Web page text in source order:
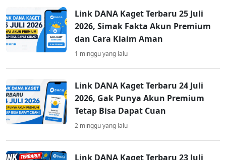
Link DANA Kaget Terbaru 25 Juli
2026, Simak Fakta Akun Premium
dan Cara Klaim Aman
1 minggu yang lalu
Link DANA Kaget Terbaru 24 Juli
2026, Gak Punya Akun Premium
Tetap Bisa Dapat Cuan
2 minggu yang lalu
Link DANA Kaget Terbaru 23 Juli